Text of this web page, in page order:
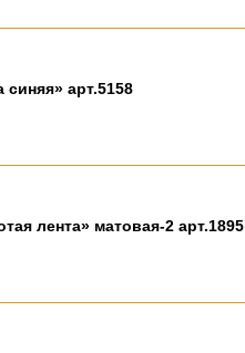
арт.5158
лента» матовая-2 арт.1895